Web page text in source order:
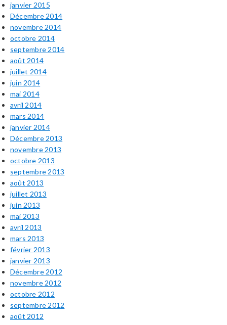
janvier 2015
Décembre 2014
novembre 2014
octobre 2014
septembre 2014
août 2014
juillet 2014
juin 2014
mai 2014
avril 2014
mars 2014
janvier 2014
Décembre 2013
novembre 2013
octobre 2013
septembre 2013
août 2013
juillet 2013
juin 2013
mai 2013
avril 2013
mars 2013
février 2013
janvier 2013
Décembre 2012
novembre 2012
octobre 2012
septembre 2012
août 2012